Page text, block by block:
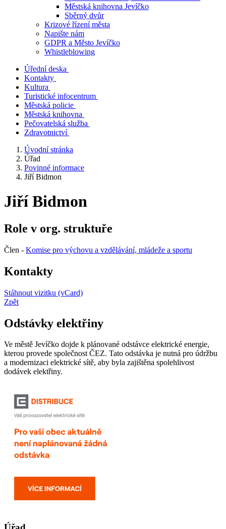
Městská knihovna Jevíčko
Sběrný dvůr
Krizové řízení města
Napište nám
GDPR a Město Jevíčko
Whistleblowing
Úřední deska
Kontakty
Kultura
Turistické infocentrum
Městská policie
Městská knihovna
Pečovatelská služba
Zdravotnictví
Úvodní stránka
Úřad
Povinné informace
Jiří Bidmon
Jiří Bidmon
Role v org. struktuře
Člen - Komise pro výchovu a vzdělávání, mládeže a sportu
Kontakty
Stáhnout vizitku (vCard)
Zpět
Odstávky elektřiny
Ve městě Jevíčko dojde k plánované odstávce elektrické energie,
kterou provede společnost ČEZ. Tato odstávka je nutná pro údržbu
a modernizaci elektrické sítě, aby byla zajištěna spolehlivost
dodávek elektřiny.